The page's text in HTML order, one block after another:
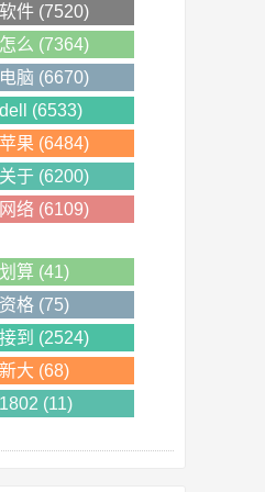
软件 (7520)
怎么 (7364)
电脑 (6670)
dell (6533)
苹果 (6484)
关于 (6200)
网络 (6109)
划算 (41)
资格 (75)
接到 (2524)
新大 (68)
1802 (11)